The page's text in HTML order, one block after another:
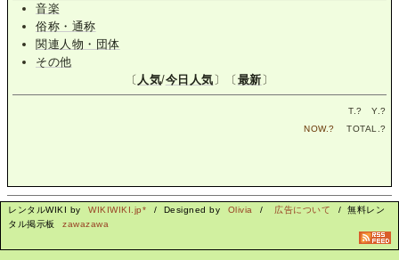
音楽
俗称・通称
関連人物・団体
その他
〔 人気/今日人気〕〔最新〕
T.? Y.?
NOW.? TOTAL.?
レンタルWIKI by WIKIWIKI.jp* / Designed by Olivia / 広告について
/ 無料レン
タル掲示板
zawazawa